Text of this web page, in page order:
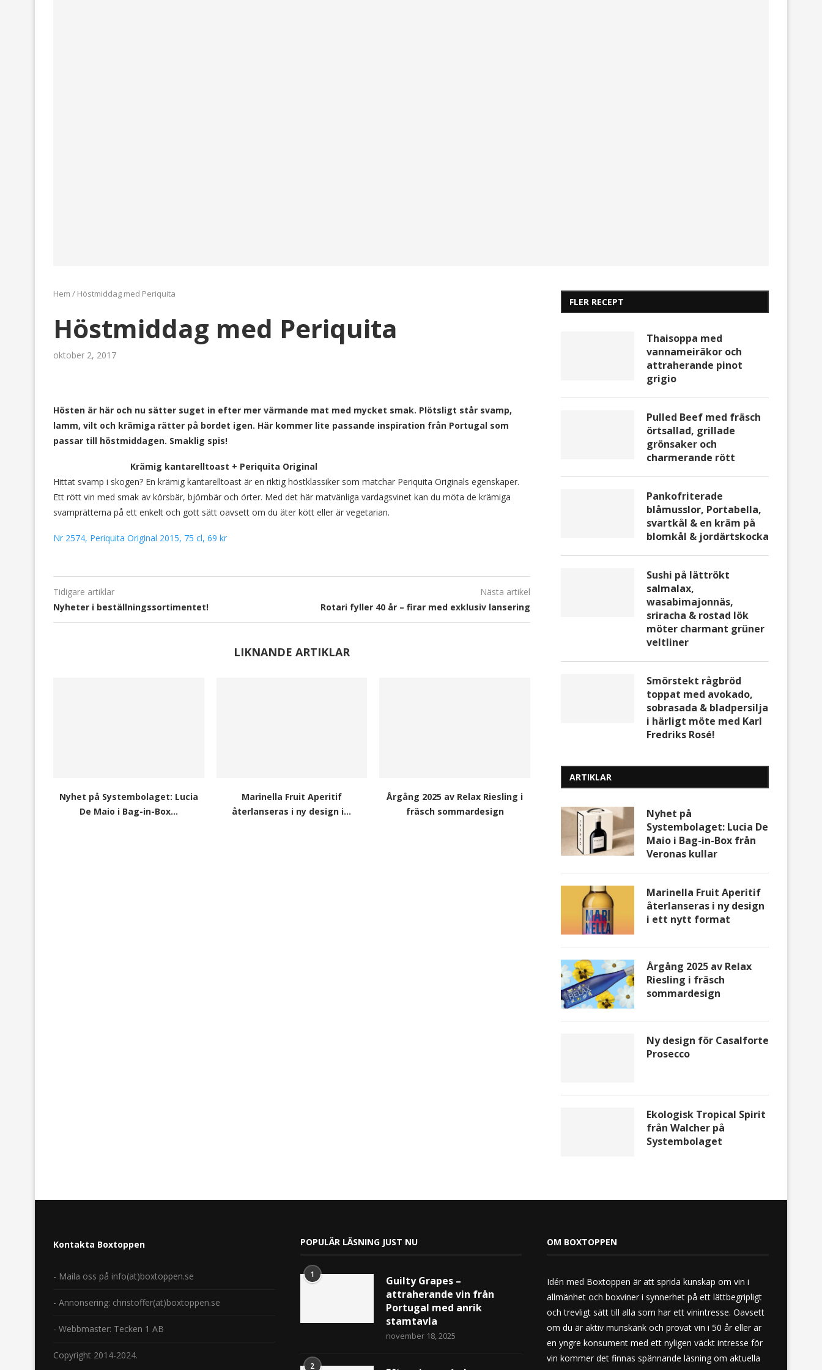
Hem / Höstmiddag med Periquita
Höstmiddag med Periquita
oktober 2, 2017
Hösten är här och nu sätter suget in efter mer värmande mat med mycket smak. Plötsligt står svamp,
lamm, vilt och krämiga rätter på bordet igen. Här kommer lite passande inspiration från Portugal som
passar till höstmiddagen. Smaklig spis!
Krämig kantarelltoast + Periquita Original
Hittat svamp i skogen? En krämig kantarelltoast är en riktig höstklassiker som matchar Periquita Originals egenskaper.
Ett rött vin med smak av körsbär, björnbär och örter. Med det här matvänliga vardagsvinet kan du möta de krämiga
svamprätterna på ett enkelt och gott sätt oavsett om du äter kött eller är vegetarian.
Nr 2574, Periquita Original 2015, 75 cl, 69 kr
Tidigare artiklar
Nyheter i beställningssortimentet!
Nästa artikel
Rotari fyller 40 år – firar med exklusiv lansering
LIKNANDE ARTIKLAR
Nyhet på Systembolaget: Lucia
De Maio i Bag-in-Box...
Marinella Fruit Aperitif
återlanseras i ny design i...
Årgång 2025 av Relax Riesling i
fräsch sommardesign
FLER RECEPT
Thaisoppa med
vannameiräkor och
attraherande pinot
grigio
Pulled Beef med fräsch
örtsallad, grillade
grönsaker och
charmerande rött
Pankofriterade
blåmusslor, Portabella,
svartkål & en kräm på
blomkål & jordärtskocka
Sushi på lättrökt
salmalax,
wasabimajonnäs,
sriracha & rostad lök
möter charmant grüner
veltliner
Smörstekt rågbröd
toppat med avokado,
sobrasada & bladpersilja
i härligt möte med Karl
Fredriks Rosé!
ARTIKLAR
Nyhet på
Systembolaget: Lucia De
Maio i Bag-in-Box från
Veronas kullar
Marinella Fruit Aperitif
återlanseras i ny design
i ett nytt format
Årgång 2025 av Relax
Riesling i fräsch
sommardesign
Ny design för Casalforte
Prosecco
Ekologisk Tropical Spirit
från Walcher på
Systembolaget
Kontakta Boxtoppen
- Maila oss på info(at)boxtoppen.se
- Annonsering: christoffer(at)boxtoppen.se
- Webbmaster: Tecken 1 AB
Copyright 2014-2024.
POPULÄR LÄSNING JUST NU
1
Guilty Grapes –
attraherande vin från
Portugal med anrik
stamtavla
november 18, 2025
2
OM BOXTOPPEN
Idén med Boxtoppen är att sprida kunskap om vin i
allmänhet och boxviner i synnerhet på ett lättbegripligt
och trevligt sätt till alla som har ett vinintresse. Oavsett
om du är aktiv munskänk och provat vin i 50 år eller är
en yngre konsument med ett nyligen väckt intresse för
vin kommer det finnas spännande läsning om aktuella